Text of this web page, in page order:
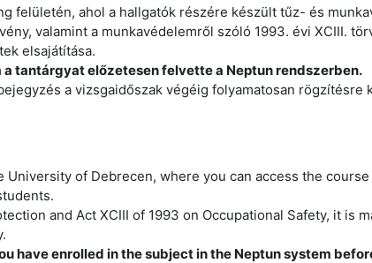
felületén, ahol a hallgatók részére készült tűz- és
valamint a munkavédelemről szóló 1993. évi XCIII.
elsajátítása.
tantárgyat előzetesen felvette a Neptun rendszerben.
a vizsgaidőszak végéig folyamatosan rögzítésre
of Debrecen, where you can access the
and Act XCIII of 1993 on Occupational Safety, it is
have enrolled in the subject in the Neptun system